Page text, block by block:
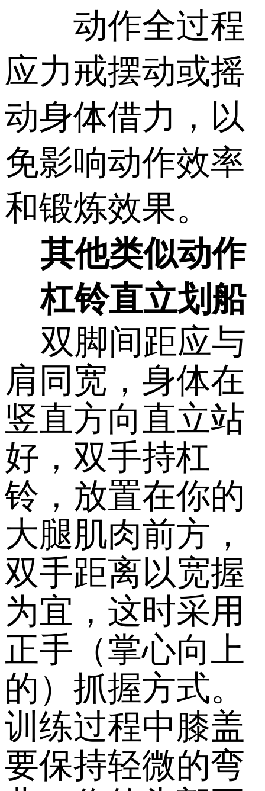
动作全过程
应力戒摆动或摇
动身体借力，以
免影响动作效率
和锻炼效果。
其他类似动作
杠铃直立划船
双脚间距应与
肩同宽，身体在
竖直方向直立站
好，双手持杠
铃，放置在你的
大腿肌肉前方，
双手距离以宽握
为宜，这时采用
正手（掌心向上
的）抓握方式。
训练过程中膝盖
要保持轻微的弯